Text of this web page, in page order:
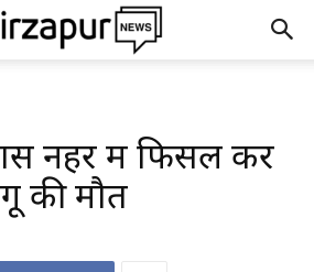
नहर में फिसल कर
की मौत